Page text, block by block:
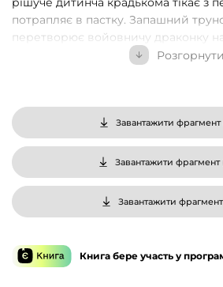
потрапляє в пастку. Запашний
перетворює войовничу драконку
дівчинку. І вже немає гострих
одна з них. Неймовірні пригоди
адже тепер у її житті, окрім
пристрасне захоплення — шоколад.
Розгорнути
Завантажити фрагмент
Завантажити фрагмент
Завантажити
Книга бере участь у